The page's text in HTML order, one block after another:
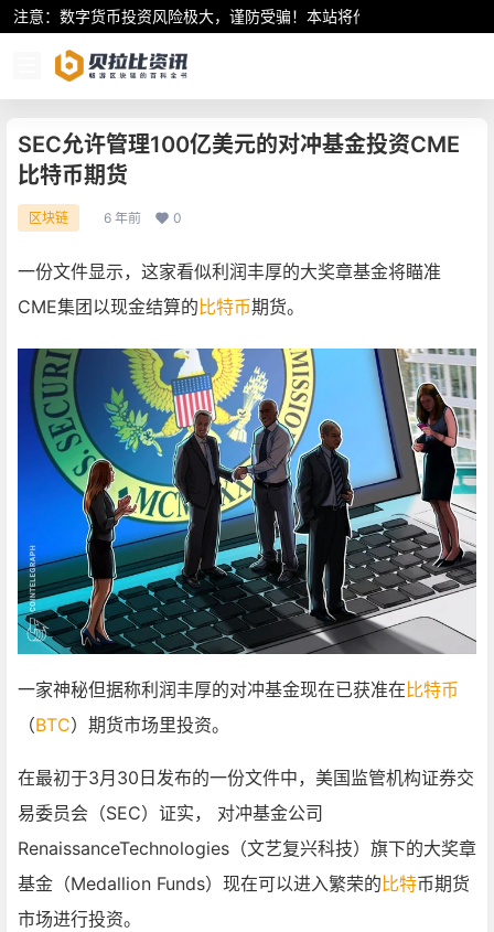
注意：数字货币投资风险极大，谨防受骗！本站将作为行业资讯共享
SEC允许管理100亿美元的对冲基金投资CME
比特币期货
区块链 6 年前 0
一份文件显示，这家看似利润丰厚的大奖章基金将瞄准
CME集团以现金结算的 比特币期货。
一家神秘但据称利润丰厚的对冲基金现在已获准在 比特币
（BTC）期货市场里投资。
在最初于3月30日发布的一份文件中，美国监管机构证券交
易委员会（SEC）证实， 对冲基金公司
RenaissanceTechnologies（文艺复兴科技）旗下的大奖章
基金（Medallion Funds）现在可以进入繁荣的 比特币期货
市场进行投资。